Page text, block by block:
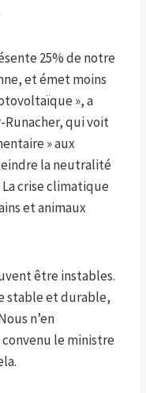
25% de notre
et émet moins
», a
qui voit
» aux
la neutralité
La crise climatique
et animaux
être instables.
stable et durable,
n’en
convenu le ministre